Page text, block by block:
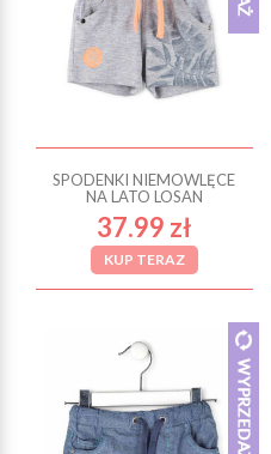
SPODENKI NIEMOWLĘCE
NA LATO LOSAN
37.99 zł
KUP TERAZ